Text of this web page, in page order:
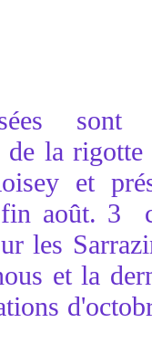
sont
la
et
août. 3
les
et la